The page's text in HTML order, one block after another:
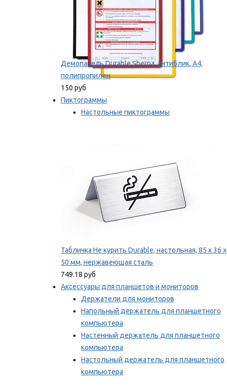
Демопанель Durable Sherpa, антиблик, А4,
полипропилен
150 руб
Пиктограммы
Настольные пиктограммы
Табличка Не курить Durable, настольная, 85 x 36 x
50 мм, нержавеющая сталь
749.18 руб
Аксессуары для планшетов и мониторов
Держатели для мониторов
Напольный держатель для планшетного
компьютера
Настенный держатель для планшетного
компьютера
Настольный держатель для планшетного
компьютера